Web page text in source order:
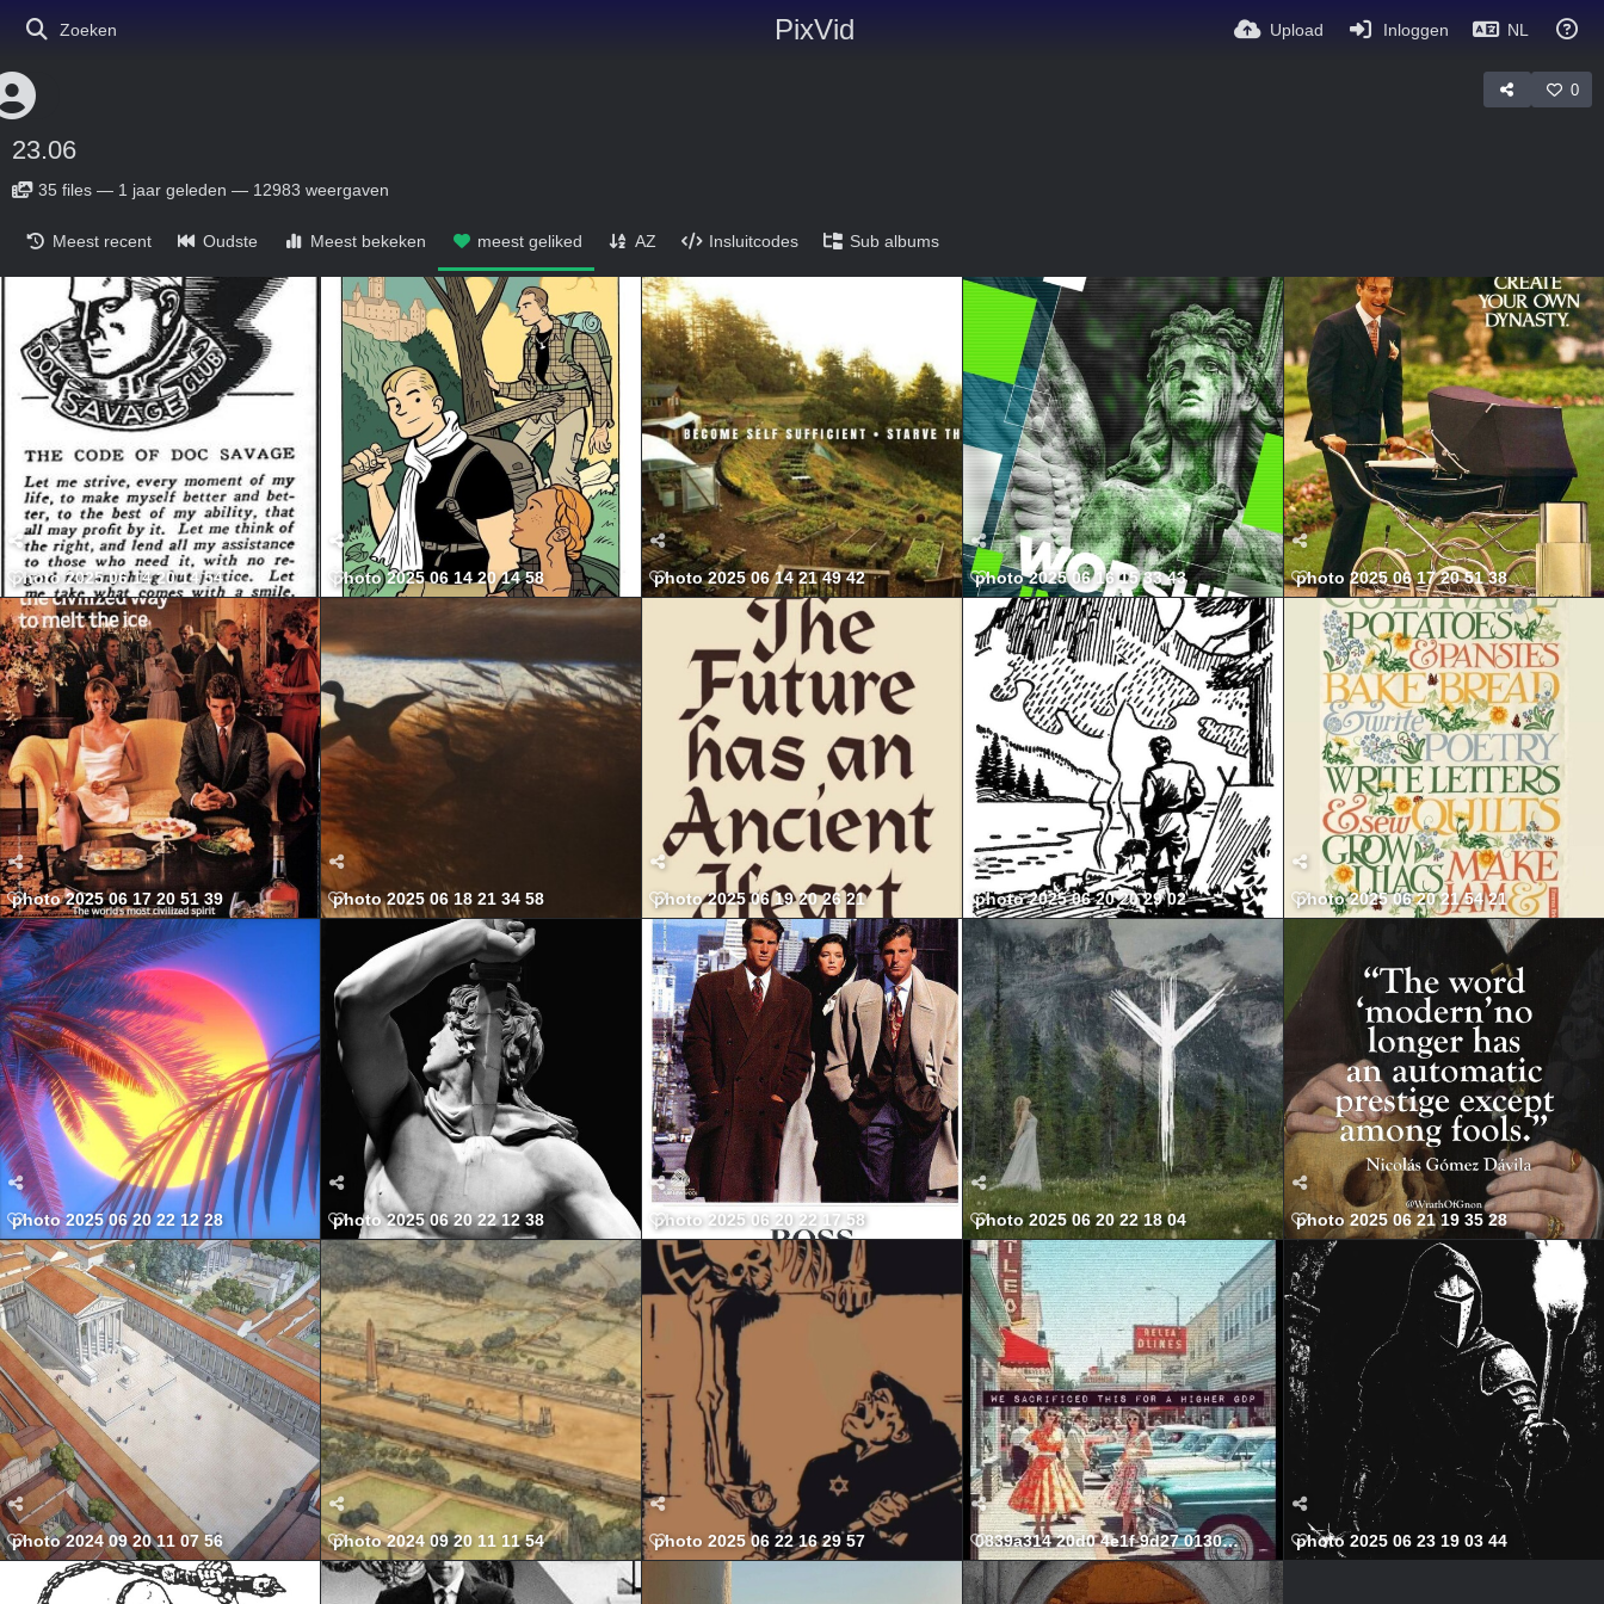
PixVid
Zoeken Upload Inloggen NL
0
23.06
35 files — 1 jaar geleden — 12983 weergaven
Meest recent Oudste Meest bekeken meest geliked AZ Insluitcodes Sub albums
photo 2025 06 14 20 14 54 photo 2025 06 14 20 14 58 photo 2025 06 14 21 49 42 photo 2025 06 16 15 33 43 photo 2025 06 17 20 51 38
photo 2025 06 17 20 51 39 photo 2025 06 18 21 34 58 photo 2025 06 19 20 26 21 photo 2025 06 20 20 29 02 photo 2025 06 20 21 54 21
photo 2025 06 20 22 12 28 photo 2025 06 20 22 12 38 photo 2025 06 20 22 17 58 photo 2025 06 20 22 18 04 photo 2025 06 21 19 35 28
photo 2024 09 20 11 07 56 photo 2024 09 20 11 11 54 photo 2025 06 22 16 29 57 0839a314 20d0 4e1f 9d27 01307fc82605 568x699photo 2025 06 23 19 03 44